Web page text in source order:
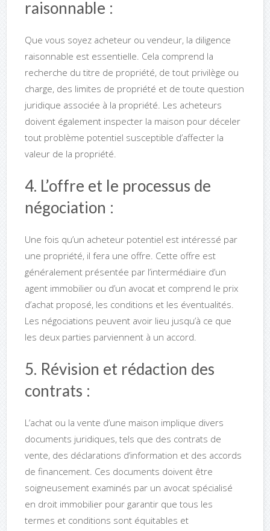
raisonnable :
Que vous soyez acheteur ou vendeur, la diligence
raisonnable est essentielle. Cela comprend la
recherche du titre de propriété, de tout privilège ou
charge, des limites de propriété et de toute question
juridique associée à la propriété. Les acheteurs
doivent également inspecter la maison pour déceler
tout problème potentiel susceptible d’affecter la
valeur de la propriété.
4. L’offre et le processus de
négociation :
Une fois qu’un acheteur potentiel est intéressé par
une propriété, il fera une offre. Cette offre est
généralement présentée par l’intermédiaire d’un
agent immobilier ou d’un avocat et comprend le prix
d’achat proposé, les conditions et les éventualités.
Les négociations peuvent avoir lieu jusqu’à ce que
les deux parties parviennent à un accord.
5. Révision et rédaction des
contrats :
L’achat ou la vente d’une maison implique divers
documents juridiques, tels que des contrats de
vente, des déclarations d’information et des accords
de financement. Ces documents doivent être
soigneusement examinés par un avocat spécialisé
en droit immobilier pour garantir que tous les
termes et conditions sont équitables et